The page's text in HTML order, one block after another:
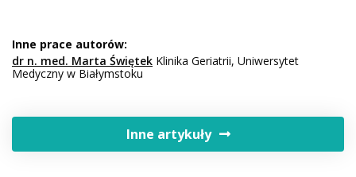
Inne prace autorów:
dr n. med. Marta Świętek Klinika Geriatrii, Uniwersytet
Medyczny w Białymstoku
Inne artykuły